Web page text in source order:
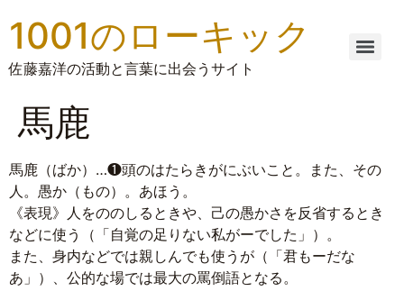
1001のローキック
佐藤嘉洋の活動と言葉に出会うサイト
馬鹿
馬鹿（ばか）…❶頭のはたらきがにぶいこと。また、その
人。愚か（もの）。あほう。
《表現》人をののしるときや、己の愚かさを反省するとき
などに使う（「自覚の足りない私がーでした」）。
また、身内などでは親しんでも使うが（「君もーだな
あ」）、公的な場では最大の罵倒語となる。